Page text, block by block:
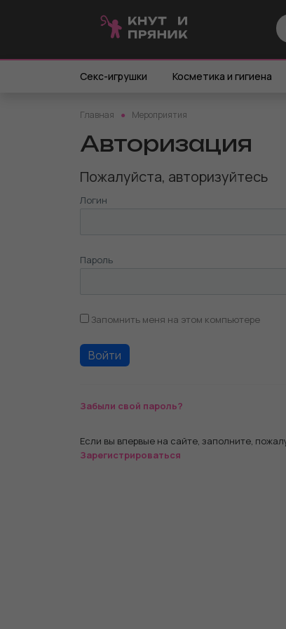
Секс-игрушки Косметика и гигиена
Главная Мероприятия
Авторизация
Пожалуйста, авторизуйтесь
Логин
Пароль
Запомнить меня на этом компьютере
Забыли свой пароль?
Если вы впервые на сайте, заполните,
Зарегистрироваться